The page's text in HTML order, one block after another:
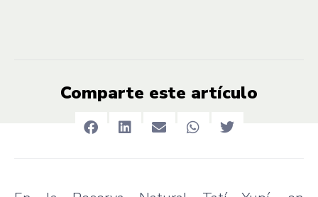
Comparte este artículo